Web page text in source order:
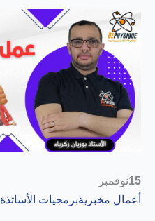
15نوفمبر
أعمال مخبريةبرمجيات الأساتذة